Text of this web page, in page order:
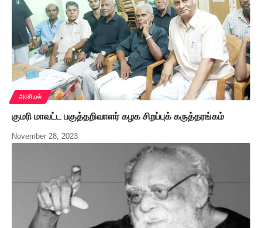
அரசியல்
குமரி மாவட்ட பகுத்தறிவாளர் கழக சிறப்புக் கருத்தரங்கம்
November 28, 2023